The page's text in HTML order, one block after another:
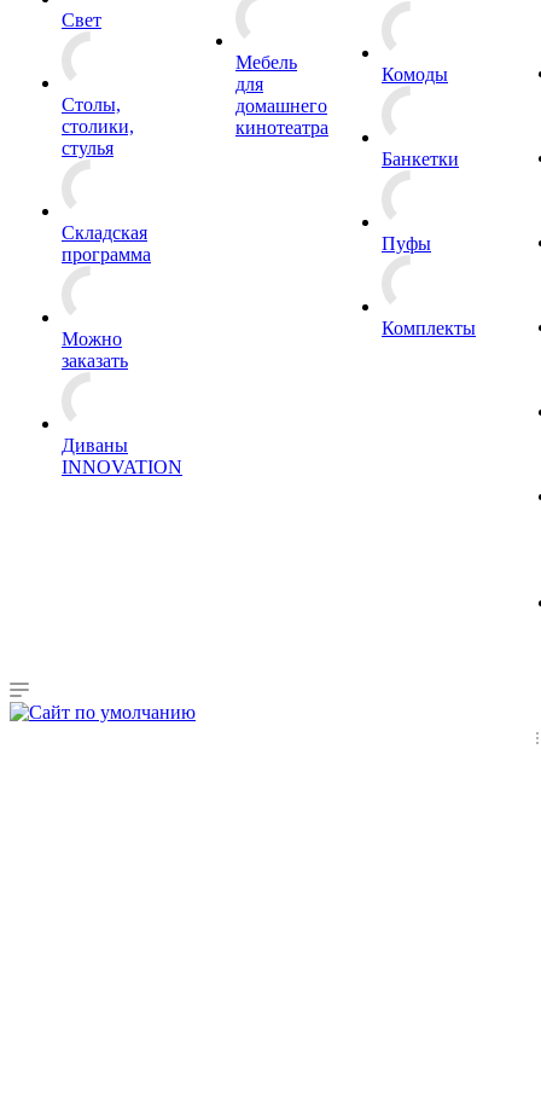
Свет
Столы,
столики,
стулья
Складская
программа
Можно
заказать
Диваны
INNOVATION
Мебель
для
домашнего
кинотеатра
Комоды
Банкетки
Пуфы
Комплекты